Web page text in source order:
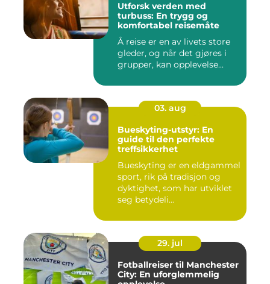
Utforsk verden med
turbuss: En trygg og
komfortabel reisemåte
Å reise er en av livets store
gleder, og når det gjøres i
grupper, kan opplevelse...
03. aug
Bueskyting-utstyr: En
guide til den perfekte
treffsikkerhet
Bueskyting er en eldgammel
sport, rik på tradisjon og
dyktighet, som har utviklet
seg betydeli...
29. jul
Fotballreiser til Manchester
City: En uforglemmelig